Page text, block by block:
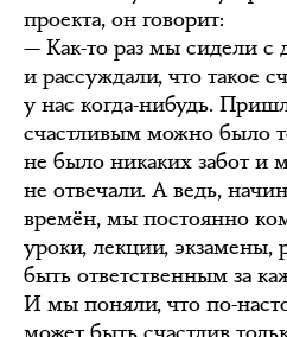
проекта, он говорит:
— Как-то раз мы сидели с
и рассуждали, что такое
у нас когда-нибудь.
счастливым можно было
не было никаких забот и
не отвечали. А ведь,
времён, мы постоянно
уроки, лекции, экзамены,
быть ответственным за
И мы поняли, что по-